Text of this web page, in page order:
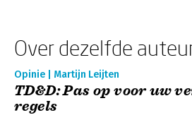
Over dezelfde
Opinie | Martijn Leijten
TD&D: Pas op voor uw
regels